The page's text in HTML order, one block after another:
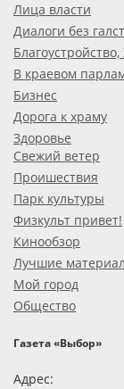
Лица власти
Диалоги без
В краевом
Бизнес
Дорога к храму
Здоровье
Свежий ветер
Проишествия
Парк культуры
Физкульт привет!
Кинообзор
Лучшие
Мой город
Общество
Газета «Выбор»
Адрес: